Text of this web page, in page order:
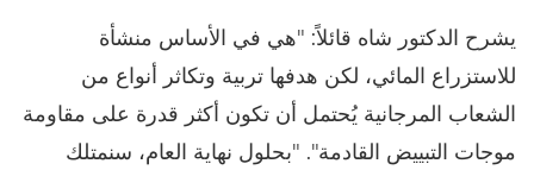
يشرح الدكتور شاه قائلاً: "هي في الأساس منشأة
للاستزراع المائي، لكن هدفها تربية وتكاثر أنواع من
الشعاب المرجانية يُحتمل أن تكون أكثر قدرة على مقاومة
موجات التبييض القادمة". "بحلول نهاية العام، سنمتلك